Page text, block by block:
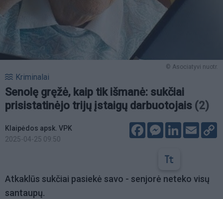
© Asociatyvi nuotr.
Kriminalai
Senolę gręžė, kaip tik išmanė: sukčiai
prisistatinėjo trijų įstaigų darbuotojais (2)
Klaipėdos apsk. VPK
2025-04-25 09:50
FacebookMessenger
LinkedIn
Email
Atkaklūs sukčiai pasiekė savo - senjorė neteko visų
santaupų.